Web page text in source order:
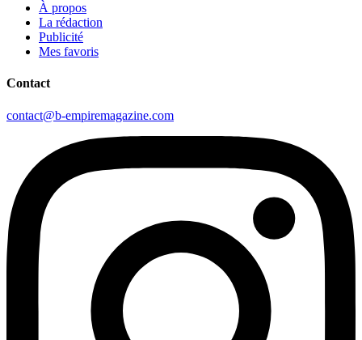
À propos
La rédaction
Publicité
Mes favoris
Contact
contact@b-empiremagazine.com